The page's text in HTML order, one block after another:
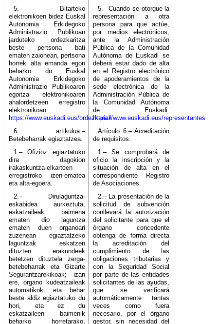
5.– Bitarteko
elektronikoen bidez Euskal
Autonomia Erkidegoko
Administrazio Publikoan
jarduteko ordezkaritza
beste pertsona bati
ematen zaionean, pertsona
horrek alta emanda egon
beharko du Euskal
Autonomia Erkidegoko
Administrazio Publikoaren
egoitza elektronikoaren
ahalordetzeen erregistro
elektronikoan:
https://www.euskadi.eus/ordezkariak
5.– Cuando se otorgue la
representación a otra
persona para que actúe,
por medios electrónicos,
ante la Administración
Pública de la Comunidad
Autónoma de Euskadi se
deberá estar dado de alta
en el Registro electrónico
de apoderamientos de la
sede electrónica de la
Administración Pública de
la Comunidad Autónoma
de Euskadi:
https://www.euskadi.eus/representantes
6. artikulua.–
Betebeharrak egiaztatzea.
Artículo 6.– Acreditación
de requisitos.
1.– Ofizioz egiaztatuko
dira dagokion
irakaskuntza-elkarteen
erregistroko izen-ematea
eta alta-egoera.
1.– Se comprobará de
oficio la inscripción y la
situación de alta en el
correspondiente Registro
de Asociaciones.
2.– Dirulaguntza-
eskabidea aurkeztuta,
eskatzaileak baimena
ematen dio laguntza
ematen duen organoari
zuzenean egiaztatzeko
laguntzak eskatzen
dituzten erakundeek
betetzen dituztela zerga-
betebeharrak eta Gizarte
Segurantzarekikoak; izan
ere, organo kudeatzaileak
automatikoki eta behar
beste aldiz egiaztatuko du
hori, eta ez du
eskatzaileen baimenik
beharko horretarako,
2.– La presentación de la
solicitud de subvención
conllevará la autorización
del solicitante para que el
órgano concedente
obtenga de forma directa
la acreditación del
cumplimiento de las
obligaciones tributarias y
con la Seguridad Social
por parte de las entidades
solicitantes de las ayudas,
que se verificará
automáticamente tantas
veces como fuera
necesario, por el órgano
gestor, sin necesidad del